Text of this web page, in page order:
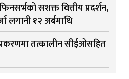
सशक्त वित्तीय प्रदर्शन,
लगानी १२ अर्बमाथि
तत्कालीन सीईओसहित